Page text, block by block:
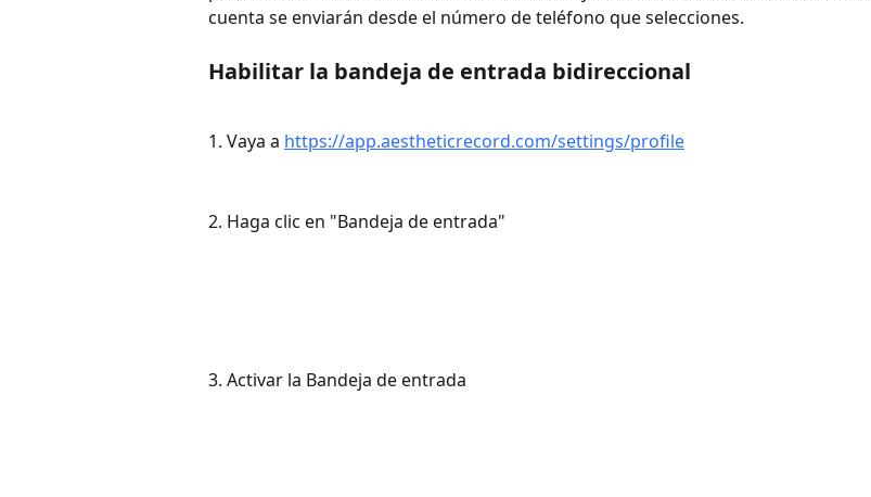
cuenta se enviarán desde el número de teléfono que selecciones.
Habilitar la bandeja de entrada bidireccional
1. Vaya a https://app.aestheticrecord.com/settings/profile
2. Haga clic en "Bandeja de entrada"
3. Activar la Bandeja de entrada